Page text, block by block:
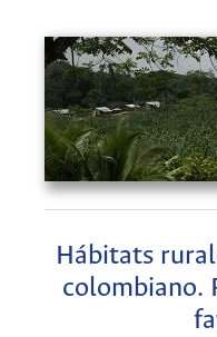
Hábitats
colombiano.